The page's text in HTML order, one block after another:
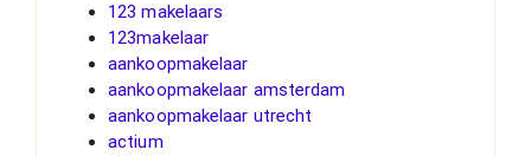
123 makelaars
123makelaar
aankoopmakelaar
aankoopmakelaar amsterdam
aankoopmakelaar utrecht
actium